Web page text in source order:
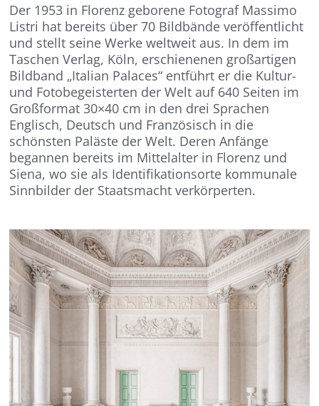
Der 1953 in Florenz geborene Fotograf Massimo
Listri hat bereits über 70 Bildbände veröffentlicht
und stellt seine Werke weltweit aus. In dem im
Taschen Verlag, Köln, erschienenen großartigen
Bildband „Italian Palaces“ entführt er die Kultur-
und Fotobegeisterten der Welt auf 640 Seiten im
Großformat 30×40 cm in den drei Sprachen
Englisch, Deutsch und Französisch in die
schönsten Paläste der Welt. Deren Anfänge
begannen bereits im Mittelalter in Florenz und
Siena, wo sie als Identifikationsorte kommunale
Sinnbilder der Staatsmacht verkörperten.